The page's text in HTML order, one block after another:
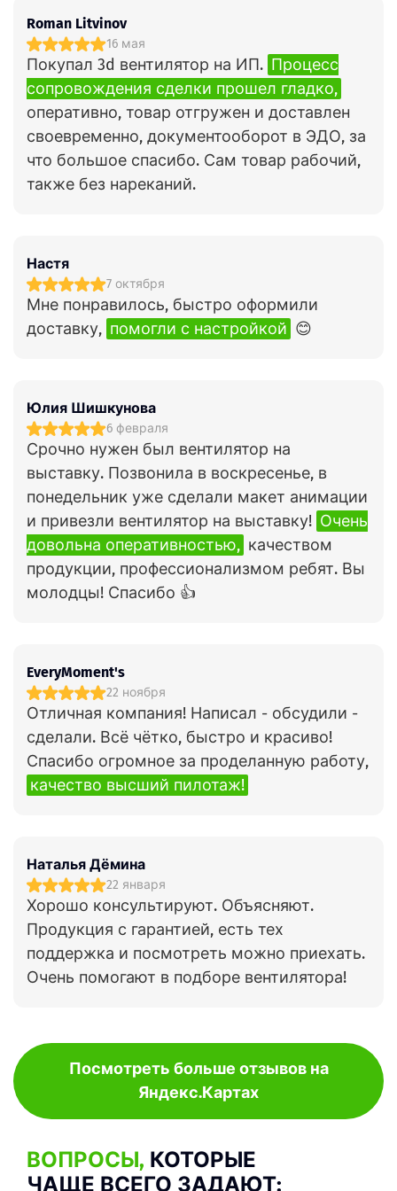
Roman Litvinov
16 мая
Покупал 3d вентилятор на ИП. Процесс
сопровождения сделки прошел гладко,
оперативно, товар отгружен и доставлен
своевременно, документооборот в ЭДО, за
что большое спасибо. Сам товар рабочий,
также без нареканий.
Настя
7 октября
Мне понравилось, быстро оформили
доставку, помогли с настройкой 😊
Юлия Шишкунова
6 февраля
Срочно нужен был вентилятор на
выставку. Позвонила в воскресенье, в
понедельник уже сделали макет анимации
и привезли вентилятор на выставку! Очень
довольна оперативностью, качеством
продукции, профессионализмом ребят. Вы
молодцы! Спасибо 👍
EveryMoment's
22 ноября
Отличная компания! Написал - обсудили -
сделали. Всё чётко, быстро и красиво!
Спасибо огромное за проделанную работу,
качество высший пилотаж!
Наталья Дёмина
22 января
Хорошо консультируют. Объясняют.
Продукция с гарантией, есть тех
поддержка и посмотреть можно приехать.
Очень помогают в подборе вентилятора!
Посмотреть больше отзывов на
Яндекс.Картах
ВОПРОСЫ, КОТОРЫЕ
ЧАЩЕ ВСЕГО ЗАДАЮТ: